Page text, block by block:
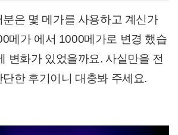
은 몇 메가를 사용하고 계신가
메가 에서 1000메가로 변경 했습
변화가 있었을까요. 사실만을 전
한 후기이니 대충봐 주세요.